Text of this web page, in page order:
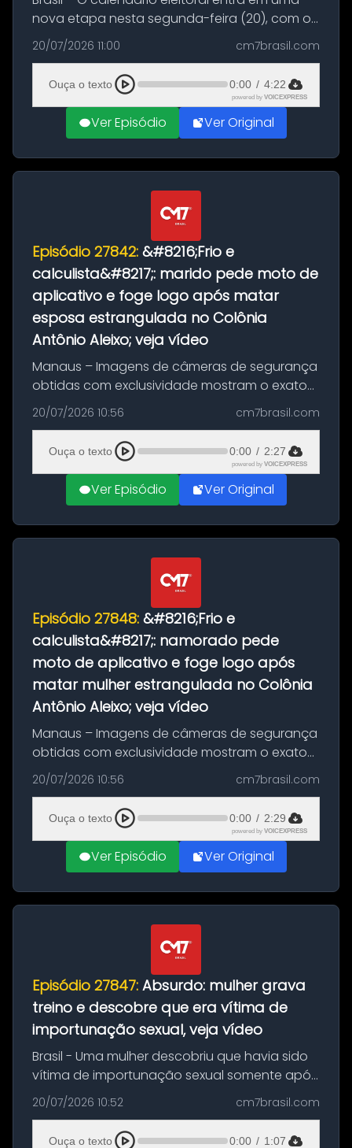
nova etapa nesta segunda-feira (20), com o
início do período destinado às convenções
partidárias. Até 5 de agosto, partidos e
federações poderão oficializa...
20/07/2026 11:00 cm7brasil.com
Ouça o texto 0:00 / 4:22
powered by VOICEXPRESS
Ver Episódio Ver Original
Episódio 27842: &#8216;Frio e
calculista&#8217;: marido pede moto de
aplicativo e foge logo após matar
esposa estrangulada no Colônia
Antônio Aleixo; veja vídeo
Manaus – Imagens de câmeras de segurança
obtidas com exclusividade mostram o exato
momento da fuga do principal suspeito da
morte de Larissa Araújo, de 28 anos. O crime
ocorreu na noite deste último d...
20/07/2026 10:56 cm7brasil.com
Ouça o texto 0:00 / 2:27
powered by VOICEXPRESS
Ver Episódio Ver Original
Episódio 27848: &#8216;Frio e
calculista&#8217;: namorado pede
moto de aplicativo e foge logo após
matar mulher estrangulada no Colônia
Antônio Aleixo; veja vídeo
Manaus – Imagens de câmeras de segurança
obtidas com exclusividade mostram o exato
momento da fuga do principal suspeito da
morte de Larissa Araújo, de 28 anos. O crime
ocorreu na noite deste último d...
20/07/2026 10:56 cm7brasil.com
Ouça o texto 0:00 / 2:29
powered by VOICEXPRESS
Ver Episódio Ver Original
Episódio 27847: Absurdo: mulher grava
treino e descobre que era vítima de
importunação sexual, veja vídeo
Brasil - Uma mulher descobriu que havia sido
vítima de importunação sexual somente após
assistir a um vídeo que gravou enquanto
treinava na academia de um condomínio em
Feira de Santana, na Bahia. O c...
20/07/2026 10:52 cm7brasil.com
Ouça o texto 0:00 / 1:07